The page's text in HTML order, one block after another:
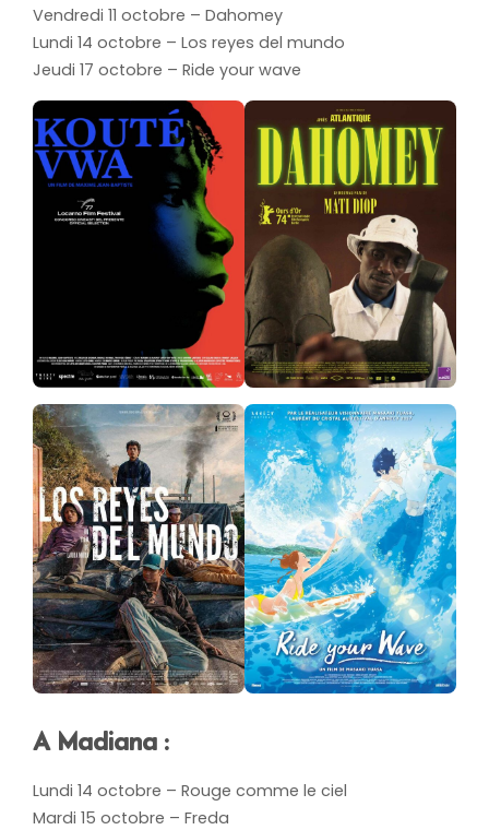
Vendredi 11 octobre – Dahomey
Lundi 14 octobre – Los reyes del mundo
Jeudi 17 octobre – Ride your wave
A Madiana :
Lundi 14 octobre – Rouge comme le ciel
Mardi 15 octobre – Freda